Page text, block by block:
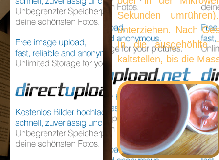
Sekunden
unterziehen. Nach
In die ausgehöhlte
kaltstellen, bis die